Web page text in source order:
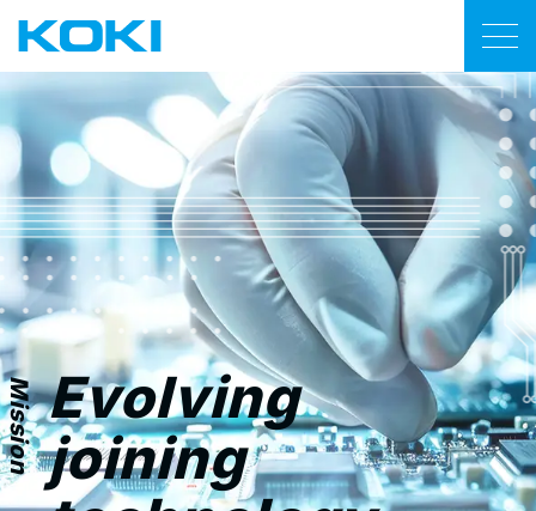
資料・コンテンツ
技術サポート
ネットワーク
企業情報
ニュース
Mission Evolving
joining